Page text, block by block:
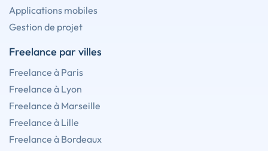
Applications mobiles
Gestion de projet
Freelance par villes
Freelance à Paris
Freelance à Lyon
Freelance à Marseille
Freelance à Lille
Freelance à Bordeaux